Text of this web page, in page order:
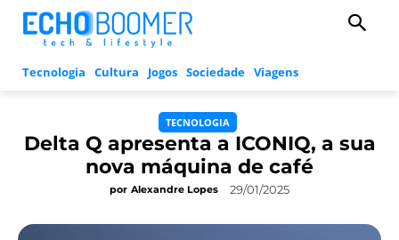
Tecnologia Cultura Jogos Sociedade Viagens
TECNOLOGIA
Delta Q apresenta a ICONIQ, a sua
nova máquina de café
por Alexandre Lopes 29/01/2025